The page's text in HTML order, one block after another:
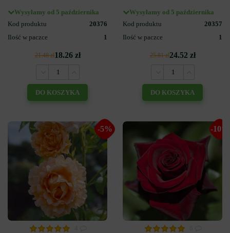
Wysyłamy od 5 października
Kod produktu
20376
Ilość w paczce
1
21.48 zł18.26 zł
DO KOSZYKA
Wysyłamy od 5 października
Kod produktu
20357
Ilość w paczce
1
25.81 zł24.52 zł
DO KOSZYKA
-5% -10%